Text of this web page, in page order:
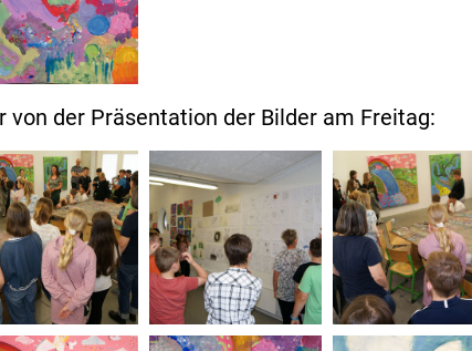
von der Präsentation der Bilder am Freitag: